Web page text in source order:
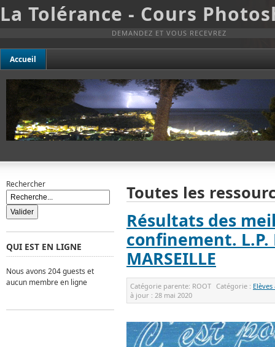
La Tolérance - Cours
DEMANDEZ ET VOUS RECEVREZ
Accueil
Toutes les
Résultats des
confinement. L.P.
MARSEILLE
Catégorie parente: ROOT Catégorie :
à jour : 28 mai 2020
Rechercher
QUI EST EN LIGNE
Nous avons 204 guests et
aucun membre en ligne